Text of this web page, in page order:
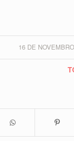
16 DE /